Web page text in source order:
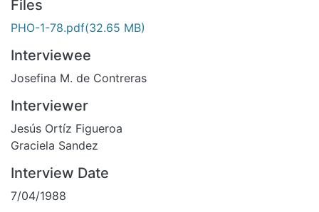
Files
PHO-1-78.pdf(32.65 MB)
Interviewee
Josefina M. de Contreras
Interviewer
Jesús Ortíz Figueroa
Graciela Sandez
Interview Date
7/04/1988